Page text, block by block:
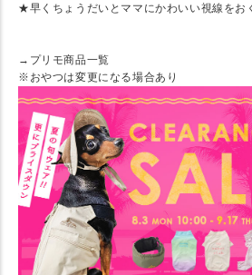
★早くちょうだいとママにかわいい視線をお
→プリモ商品一覧
※おやつは変更になる場合あり